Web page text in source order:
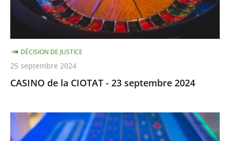
CASINO de la CIOTAT - 23 septembre 2024
DÉCISION DE JUSTICE
25 septembre 2024
CASINO
DE